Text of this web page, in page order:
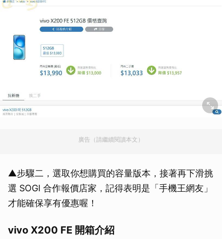
廣告（請繼續閱讀本文）
▲步驟二，選取你想購買的容量版本，接著再下滑挑
選 SOGI 合作報價店家，記得表明是「手機王網友」
才能確保享有優惠喔！
vivo X200 FE 開箱介紹